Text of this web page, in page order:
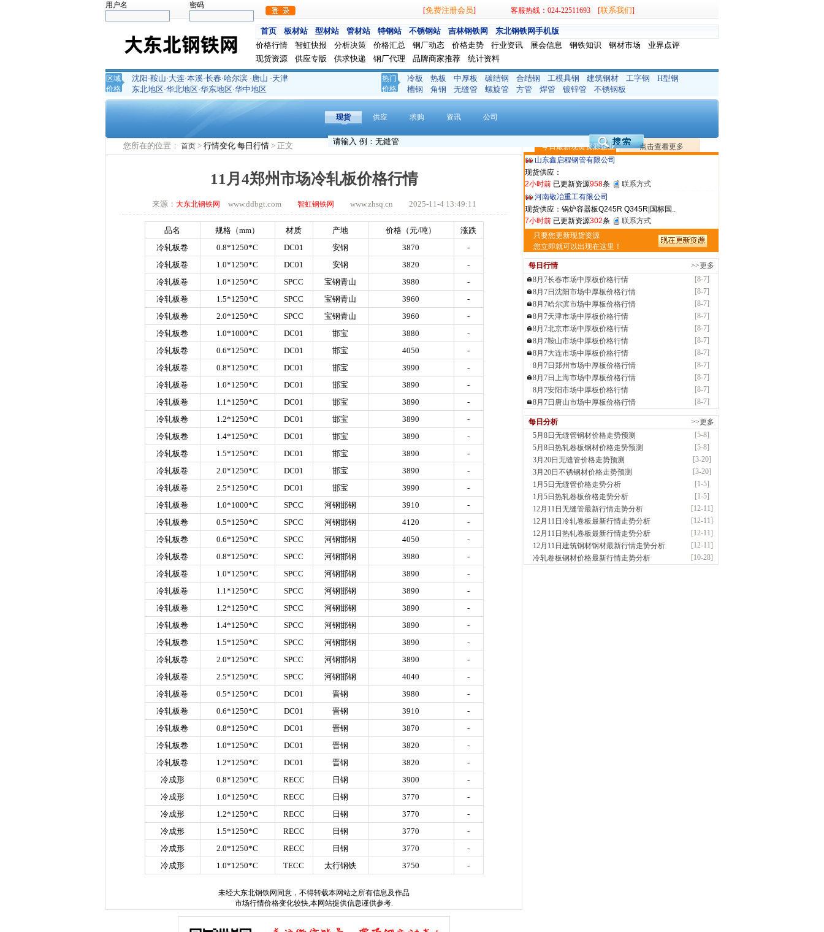
用户名 密码
[免费注册会员] 客服热线：024-22511693 [联系我们]
首页 板材站 型材站 管材站 特钢站 不锈钢站 吉林钢铁网
东北钢铁网手机版
价格行情
智虹快报 分析决策 价格汇总 钢厂动态 价格走势 行业资讯 展会信息 钢铁知识 钢材市场
业界点评
现货资源
供应专版 供求快递 钢厂代理 品牌商家推荐 统计资料
区域
价格
沈阳 ·鞍山·大连·本溪·长春·哈尔滨 ·唐山 ·天津
东北地区·华北地区·华东地区·华中地区
热门
价格
冷板 热板 中厚板 碳结钢 合结钢 工模具钢 建筑钢材 工字钢
H型钢
槽钢
角钢 无缝管 螺旋管 方管 焊管 镀锌管 不锈钢板
现货 供应 求购 资讯 公司
您所在的位置： 首页 > 行情变化 每日行情 > 正文
11月4郑州市场冷轧板价格行情
来源： 大东北钢铁网 www.ddbgt.com 智虹钢铁网 www.zhsq.cn 2025-11-4 13:49:11
品名 规格（mm） 材质 产地 价格（元/吨）
涨跌
冷轧板卷
0.8*1250*C DC01 安钢 3870
-
冷轧板卷
1.0*1250*C DC01 安钢 3820
-
冷轧板卷
1.0*1250*C SPCC 宝钢青山 3980
-
冷轧板卷
1.5*1250*C SPCC 宝钢青山 3960
-
冷轧板卷
2.0*1250*C SPCC 宝钢青山 3960
-
冷轧板卷
1.0*1000*C DC01 邯宝 3880
-
冷轧板卷
0.6*1250*C DC01 邯宝 4050
-
冷轧板卷
0.8*1250*C DC01 邯宝 3990
-
冷轧板卷
1.0*1250*C DC01 邯宝 3890
-
冷轧板卷
1.1*1250*C DC01 邯宝 3890
-
冷轧板卷
1.2*1250*C DC01 邯宝 3890
-
冷轧板卷
1.4*1250*C DC01 邯宝 3890
-
冷轧板卷
1.5*1250*C DC01 邯宝 3890
-
冷轧板卷
2.0*1250*C DC01 邯宝 3890
-
冷轧板卷
2.5*1250*C DC01 邯宝 3990
-
冷轧板卷
1.0*1000*C SPCC 河钢邯钢 3910
-
冷轧板卷
0.5*1250*C SPCC 河钢邯钢 4120
-
冷轧板卷
0.6*1250*C SPCC 河钢邯钢 4050
-
冷轧板卷
0.8*1250*C SPCC 河钢邯钢 3980
-
冷轧板卷
1.0*1250*C SPCC 河钢邯钢 3890
-
冷轧板卷
1.1*1250*C SPCC 河钢邯钢 3890
-
冷轧板卷
1.2*1250*C SPCC 河钢邯钢 3890
-
冷轧板卷
1.4*1250*C SPCC 河钢邯钢 3890
-
冷轧板卷
1.5*1250*C SPCC 河钢邯钢 3890
-
冷轧板卷
2.0*1250*C SPCC 河钢邯钢 3890
-
冷轧板卷
2.5*1250*C SPCC 河钢邯钢 4040
-
冷轧板卷
0.5*1250*C DC01 晋钢 3980
-
冷轧板卷
0.6*1250*C DC01 晋钢 3910
-
冷轧板卷
0.8*1250*C DC01 晋钢 3870
-
冷轧板卷
1.0*1250*C DC01 晋钢 3820
-
冷轧板卷
1.2*1250*C DC01 晋钢 3820
-
冷成形
0.8*1250*C RECC 日钢 3900
-
冷成形
1.0*1250*C RECC 日钢 3770
-
冷成形
1.2*1250*C RECC 日钢 3770
-
冷成形
1.5*1250*C RECC 日钢 3770
-
冷成形
2.0*1250*C RECC 日钢 3770
-
冷成形
1.0*1250*C TECC 太行钢铁 3750 -
未经大东北钢铁网 同意，不得转载本网站之所有信息及作品
市场行情价格变化较快,本网站提供信息谨供参考.
今日最新现货资源企业 点击查看更多
玖隆晟钢管制造有限公司
现货供应：无缝管|合金管|圆钢|精密光亮管|马氏体..
现货供应：低合金板|高强度板|Z向板|
2小时前已更新资源254条
联系方式
山东鑫启程钢管有限公司
现货供应：
2小时前已更新资源958条
联系方式
河南敬冶重工有限公司
现货供应：锅炉容器板Q245R Q345R|国标国..
7小时前已更新资源302条
联系方式
天津亿宇金属材料有限公司（曼内斯曼）
现货供应：天津钢管|国产合金管|高压锅炉管|石油裂..
7小时前已更新资源1187条
联系方式
舞钢市恒沃钢铁贸易有限公司
现货供应：耐磨板| 优碳板|低合金板|风电钢板|海..
23小时前已更新资源483条
联系方式
河南省智帅实业有限公司
现货供应：特厚钢板|耐磨钢|容器板|
1天前 已更新资源1042条
联系方式
舞钢市盛隆物资有限公司
现货供应：中低温锅炉容器板|中厚板|耐磨板|高强板..
1天前 已更新资源21条
联系方式
天津宝仓腾飞钢管销售有限公司
现货供应：输送流体管、高压锅炉管、化肥专用管、耐低..
1天前 已更新资源875条
联系方式
天津市辰建商贸有限公司
现货供应：不锈方管| 热扩无缝管| 方矩管
1天前
已更新资源1280 条
联系方式
玖隆晟钢管制造有限公司
现货供应：无缝管|合金管|圆钢|精密光亮管|马氏体..
1小时前
已更新资源419 条
联系方式
安阳市润兴商贸有限公司
现货供应：低合金板|高强度板|Z向板|
2小时前
已更新资源 254 条
联系方式
山东鑫启程钢管有限公司
现货供应：
2小时前
已更新资源958 条
联系方式
河南敬冶重工有限公司
只要您更新现货资源
您立即就可以出现在这里！
每日行情
>>更多
8月7长春市场中厚板价格行情
[8-7]
8月7日沈阳市场中厚板价格行情
[8-7]
8月7哈尔滨市场中厚板价格行情
[8-7]
8月7天津市场中厚板价格行情
[8-7]
8月7北京市场中厚板价格行情
[8-7]
8月7鞍山市场中厚板价格行情
[8-7]
8月7大连市场中厚板价格行情
[8-7]
8月7日郑州市场中厚板价格行情
[8-7]
8月7日上海市场中厚板价格行情
[8-7]
8月7安阳市场中厚板价格行情
[8-7]
8月7日唐山市场中厚板价格行情
[8-7]
每日分析
>>更多
5月8日无缝管钢材价格走势预测
[5-8]
5月8日热轧卷板钢材价格走势预测
[5-8]
3月20日无缝管价格走势预测
[3-20]
3月20日不锈钢材价格走势预测
[3-20]
1月5日无缝管价格走势分析
[1-5]
1月5日热轧卷板价格走势分析
[1-5]
12月11日无缝管最新行情走势分析
[12-11]
12月11日冷轧卷板最新行情走势分析
[12-11]
12月11日热轧卷板最新行情走势分析
[12-11]
12月11日建筑钢材钢材最新行情走势分析
[12-11]
冷轧卷板钢材价格最新行情走势分析
[10-28]